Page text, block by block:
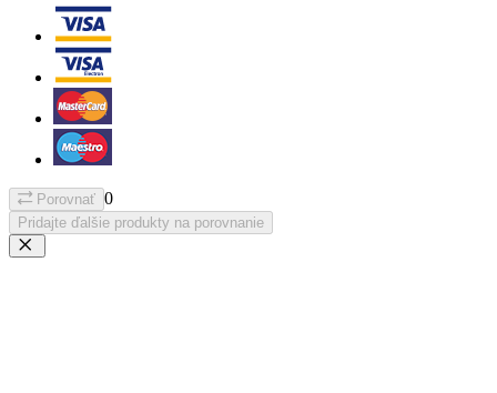
Porovnať 0
Pridajte ďalšie produkty na porovnanie